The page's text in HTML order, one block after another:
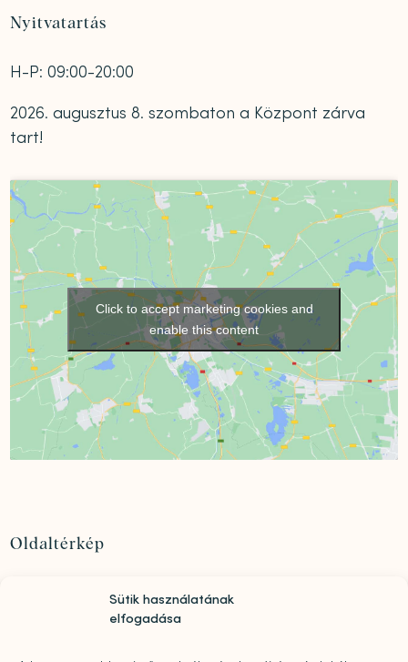
Sütik használatának
elfogadása
Nyitvatartás
H-P: 09:00-20:00
2026. augusztus 8. szombaton a Központ zárva
tart!
Click to accept marketing cookies and
enable this content
Oldaltérkép
Szolgáltatások